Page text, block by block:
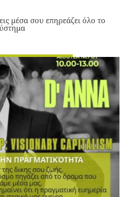
μέσα σου επηρεάζει όλο το